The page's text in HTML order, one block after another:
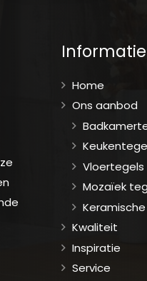
Informatie
Home
Ons aanbod
Vloertegels
Mozaïek
Kwaliteit
Inspiratie
Service